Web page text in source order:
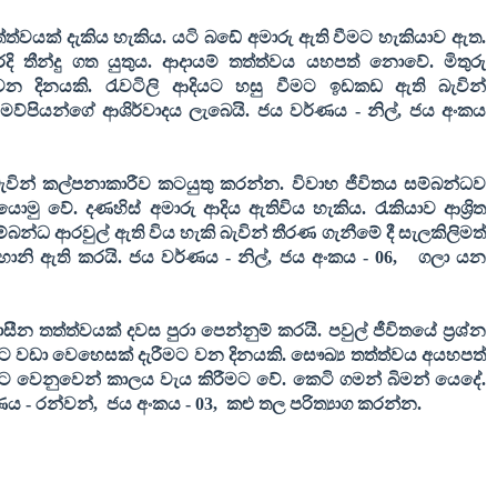
දැකිය හැකිය. යටි බඩේ අමාරු ඇති වීමට හැකියාව ඇත.
තීන්දු ගත යුතුය. ආදායම් තත්ත්වය යහපත් නොවේ. මිතුරු
වන දිනයකි. රැවටිලි ආදියට හසු වීමට ඉඩකඩ ඇති බැවින්
ආශිර්වාදය ලැබෙයි. ජය වර්ණය - නිල්, ජය අංකය
කල්පනාකාරීව කටයුතු කරන්න. විවාහ ජීවිතය සම්බන්ධව
වේ. දණහිස් අමාරු ආදිය ඇතිවිය හැකිය. රැකියාව ආශ්‍රිත
ආරවුල් ඇති විය හැකි බැවින් තීරණ ගැනීමේ දී සැලකිලිමත්
ඇති කරයි. ජය වර්ණය - නිල්, ජය අංකය - 06,
ගලා යන
තත්ත්වයක් දවස පුරා පෙන්නුම් කරයි. පවුල් ජීවිතයේ ප්‍රශ්න
වඩා වෙහෙසක් දැරීමට වන දිනයකි. සෞඛ්‍ය තත්ත්වය අයහපත්
වෙනුවෙන් කාලය වැය කිරීමට වේ. කෙටි ගමන් බිමන් යෙදේ.
- රන්වන්, ජය අංකය - 03, කළු තල පරිත්‍යාග කරන්න.